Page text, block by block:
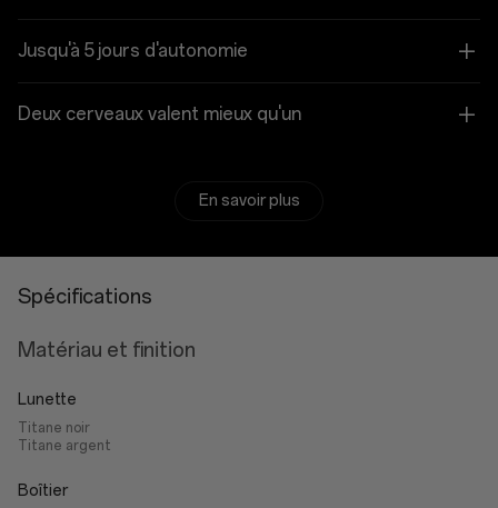
Jusqu'à 5 jours d'autonomie
Deux cerveaux valent mieux qu'un
En savoir plus
Spécifications
Matériau et finition
Lunette
Titane noir
Titane argent
Boîtier